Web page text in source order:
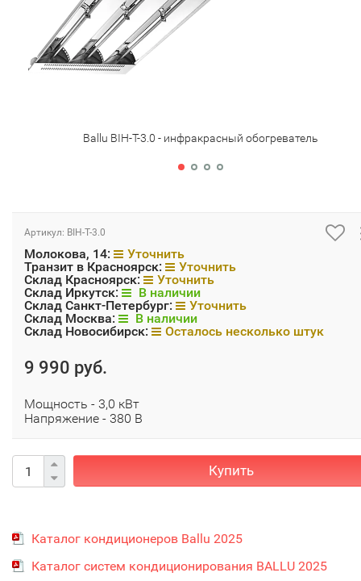
Ballu BIH-T-3.0 - инфракрасный обогреватель
Артикул: BIH-T-3.0
Молокова, 14:
Уточнить
Транзит в Красноярск:
Уточнить
Склад Красноярск:
Уточнить
Склад Иркутск:
В наличии
Склад Санкт-Петербург:
Уточнить
Склад Москва:
В наличии
Склад Новосибирск:
Осталось несколько штук
9 990 руб.
Мощность - 3,0 кВт
Напряжение - 380 В
Купить
Каталог кондиционеров Ballu 2025
Каталог систем кондиционирования BALLU 2025